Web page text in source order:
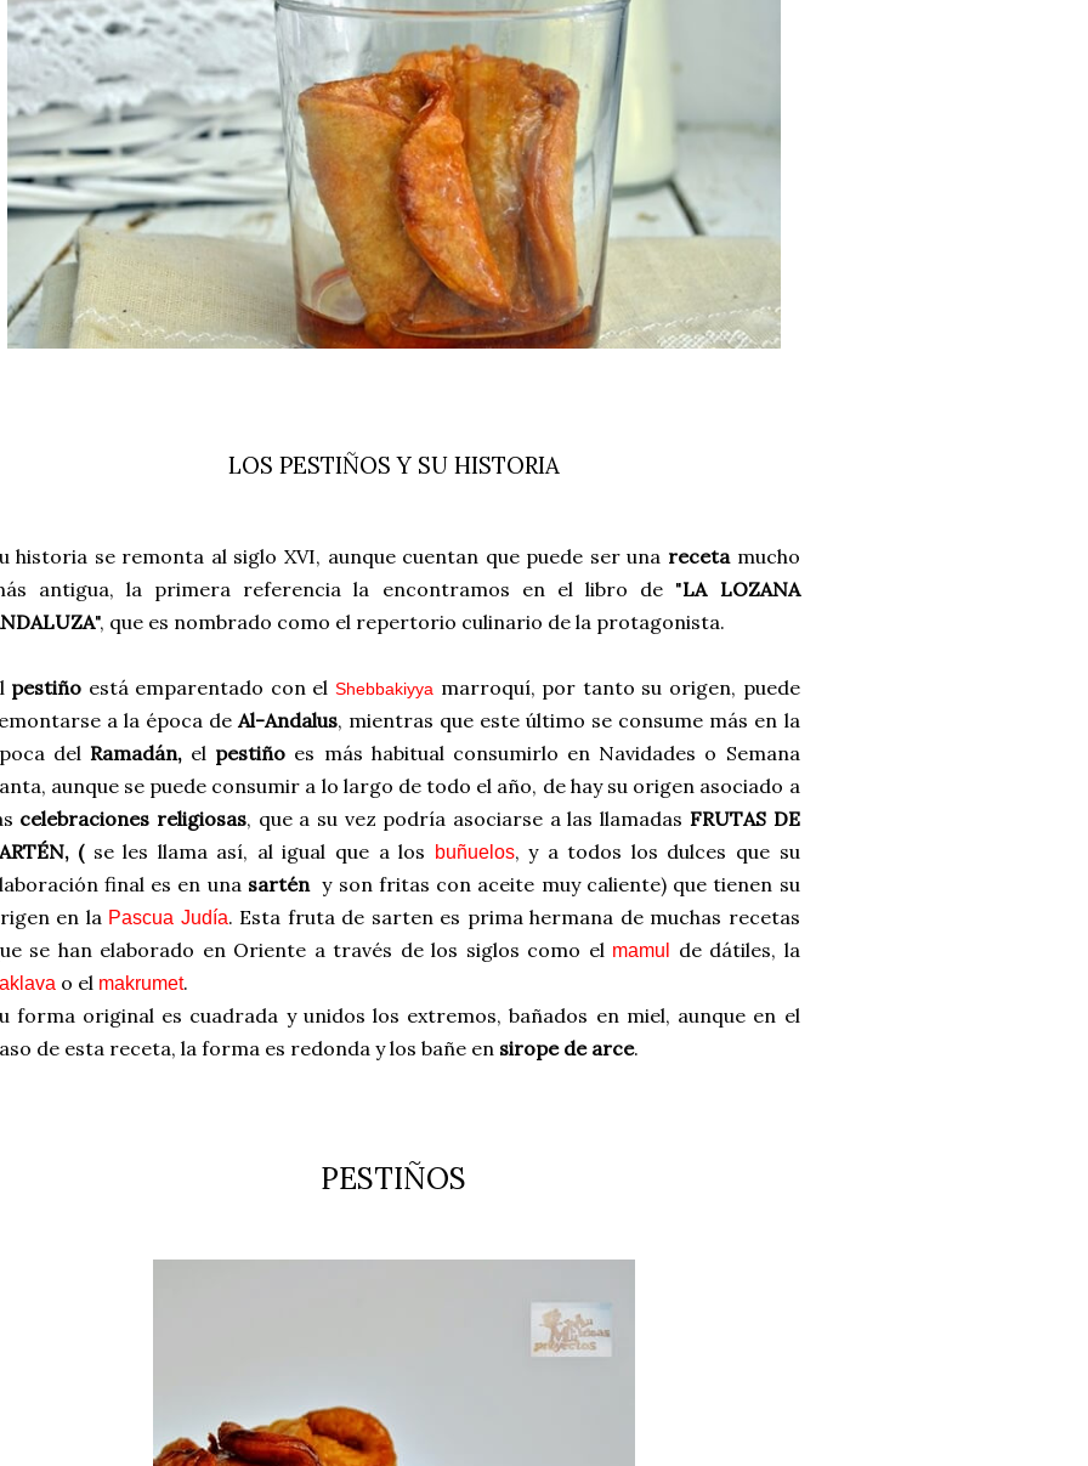
LOS PESTIÑOS Y SU HISTORIA
historia se remonta al siglo XVI, aunque cuentan que puede ser una recetamucho
antigua, la primera referencia la encontramos en el libro de "LA LOZANA
", que es nombrado como el repertorio culinario de la protagonista.
pestiño está emparentado con elShebbakiyya marroquí, por tanto su origen, puede
a la época de Al-Andalus, mientras que este último se consume más en la
del Ramadán, el pestiño es más habitual consumirlo en Navidades o Semana
aunque se puede consumir a lo largo de todo el año, de hay su origen asociado a
celebraciones religiosas, que a su vez podría asociarse a las llamadas FRUTAS DE
( se les llama así, al igual que a los buñuelos, y a todos los dulces que su
final es en una sartény son fritas con aceite muy caliente) que tienen su
en la Pascua Judía. Esta fruta de sarten es prima hermana de muchas recetas
se han elaborado en Oriente a través de los siglos como el mamul de dátiles, la
o el makrumet.
forma original es cuadrada y unidos los extremos, bañados en miel, aunque en el
de esta receta, la forma es redonda y los bañe en sirope de arce.
PESTIÑOS